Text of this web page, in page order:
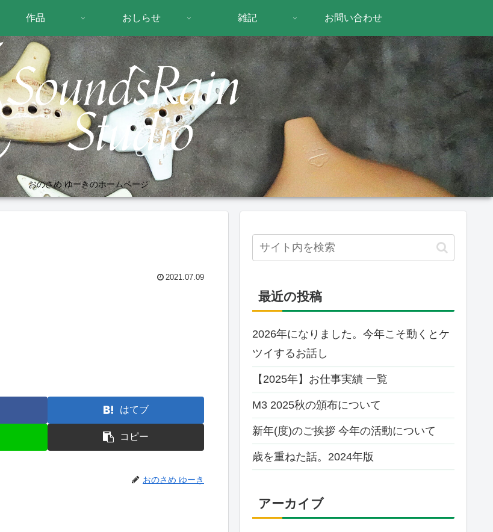
おのさめ ゆーきのホームページ
作品 おしらせ 雑記 お問い合わせ
2021.07.09
はてブ
コピー
おのさめ ゆーき
最近の投稿
2026年になりました。今年こそ動くとケ
ツイするお話し
【2025年】お仕事実績 一覧
M3 2025秋の頒布について
新年(度)のご挨拶 今年の活動について
歳を重ねた話。2024年版
アーカイブ